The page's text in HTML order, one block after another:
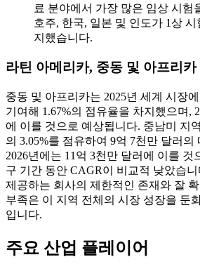
료 분야에서 가장 많은 임상 시험
호주, 한국, 일본 및 인도가 1상
지했습니다.
라틴 아메리카, 중동 및 아프리카
중동 및 아프리카는 2025년 세계 시장
기여해 1.67%의 점유율을 차지했으며,
에 이를 것으로 예상됩니다. 중남미 지
의 3.05%를 점유하여 9억 7천만 달러의
2026년에는 11억 3천만 달러에 이를 것
구 기간 동안 CAGR이 비교적 낮았습
제공하는 회사의 제한적인 존재와 잘
부족은 이 지역 전체의 시장 성장을 둔
입니다.
주요 산업 플레이어